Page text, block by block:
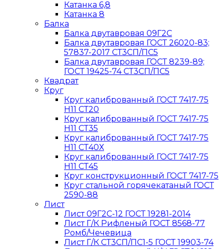
Катанка 6,8
Катанка 8
Балка
Балка двутавровая 09Г2С
Балка двутавровая ГОСТ 26020-83;
57837-2017 СТ3СП/ПС5
Балка двутавровая ГОСТ 8239-89;
ГОСТ 19425-74 СТ3СП/ПС5
Квадрат
Круг
Круг калиброванный ГОСТ 7417-75
H11 СТ20
Круг калиброванный ГОСТ 7417-75
H11 СТ35
Круг калиброванный ГОСТ 7417-75
H11 СТ40Х
Круг калиброванный ГОСТ 7417-75
H11 СТ45
Круг конструкционный ГОСТ 7417-75
Круг стальной горячекатаный ГОСТ
2590-88
Лист
Лист 09Г2С-12 ГОСТ 19281-2014
Лист Г/К Рифленый ГОСТ 8568-77
Ромб/Чечевица
Лист Г/К СТ3СП/ПС1-5 ГОСТ 19903-74